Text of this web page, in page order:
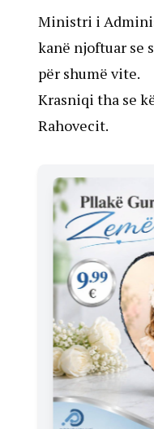
Ministri i
kanë njoftuar se
për shumë vite.
Krasniqi tha se
Rahovecit.